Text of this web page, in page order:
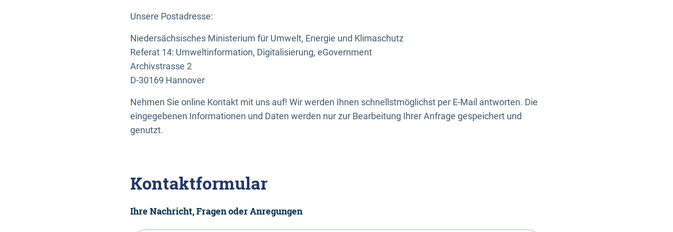
Unsere Postadresse:
Niedersächsisches Ministerium für Umwelt, Energie und Klimaschutz
Referat 14: Umweltinformation, Digitalisierung, eGovernment
Archivstrasse 2
D-30169 Hannover
Nehmen Sie online Kontakt mit uns auf! Wir werden Ihnen schnellstmöglichst per E-Mail antworten. Die
eingegebenen Informationen und Daten werden nur zur Bearbeitung Ihrer Anfrage gespeichert und
genutzt.
Kontaktformular
Ihre Nachricht, Fragen oder Anregungen